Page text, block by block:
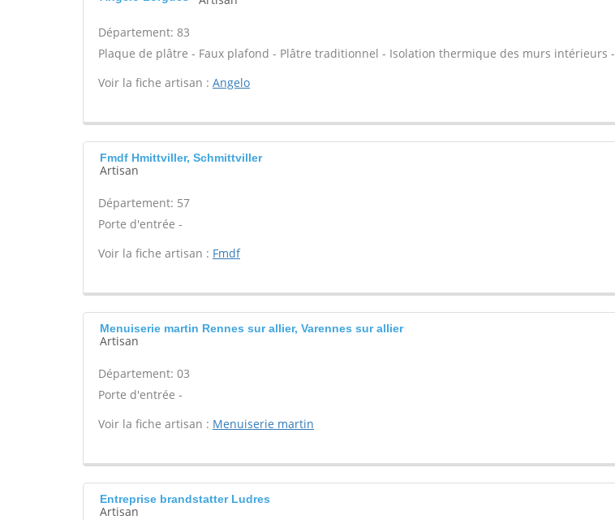
Département: 83
Plaque de plâtre - Faux plafond - Plâtre traditionnel - Isolation thermique des murs intérieurs -
Voir la fiche artisan : Angelo
Fmdf Hmittviller, Schmittviller
Artisan
Département: 57
Porte d'entrée -
Voir la fiche artisan : Fmdf
Menuiserie martin Rennes sur allier, Varennes sur allier
Artisan
Département: 03
Porte d'entrée -
Voir la fiche artisan : Menuiserie martin
Entreprise brandstatter Ludres
Artisan